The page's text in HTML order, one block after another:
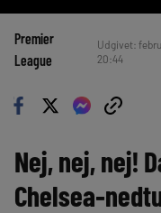
Premier
League
Udgivet:
20:44
Nej, nej, nej!
Chelsea-